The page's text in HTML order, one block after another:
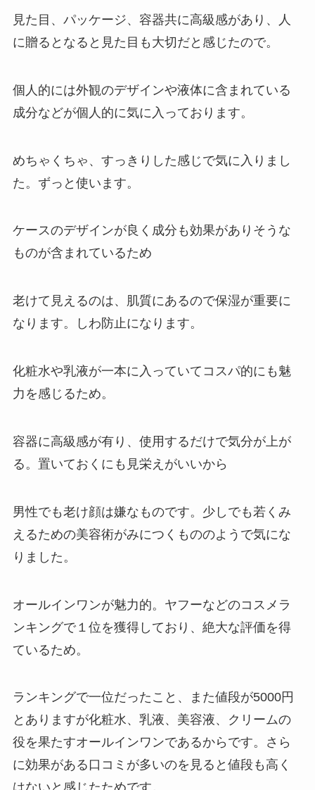
見た目、パッケージ、容器共に高級感があり、人
に贈るとなると見た目も大切だと感じたので。
個人的には外観のデザインや液体に含まれている
成分などが個人的に気に入っております。
めちゃくちゃ、すっきりした感じで気に入りまし
た。ずっと使います。
ケースのデザインが良く成分も効果がありそうな
ものが含まれているため
老けて見えるのは、肌質にあるので保湿が重要に
なります。しわ防止になります。
化粧水や乳液が一本に入っていてコスパ的にも魅
力を感じるため。
容器に高級感が有り、使用するだけで気分が上が
る。置いておくにも見栄えがいいから
男性でも老け顔は嫌なものです。少しでも若くみ
えるための美容術がみにつくもののようで気にな
りました。
オールインワンが魅力的。ヤフーなどのコスメラ
ンキングで１位を獲得しており、絶大な評価を得
ているため。
ランキングで一位だったこと、また値段が5000円
とありますが化粧水、乳液、美容液、クリームの
役を果たすオールインワンであるからです。さら
に効果がある口コミが多いのを見ると値段も高く